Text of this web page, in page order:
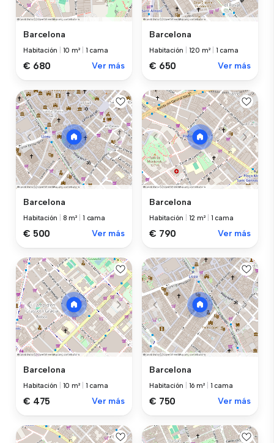
Barcelona
Habitación 10 m² 1 cama
€ 680 Ver más
Barcelona
Habitación 120 m² 1 cama
€ 650 Ver más
Barcelona
Habitación 8 m² 1 cama
€ 500 Ver más
Barcelona
Habitación 12 m² 1 cama
€ 790 Ver más
Barcelona
Habitación 10 m² 1 cama
€ 475 Ver más
Barcelona
Habitación 16 m² 1 cama
€ 750 Ver más